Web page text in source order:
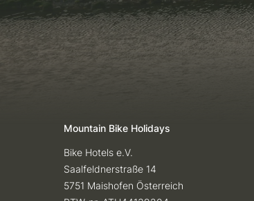
Mountain Bike Holidays
Bike Hotels e.V.
Saalfeldnerstraße 14
5751 Maishofen Österreich